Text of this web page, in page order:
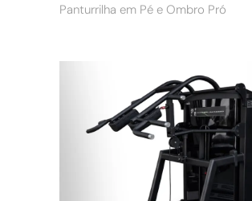
Panturrilha em Pé e Ombro Pró